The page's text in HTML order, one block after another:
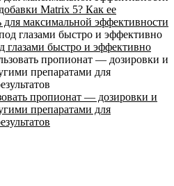
Matrix 5? Как ее
максимальной эффективности
глазами быстро и эффективно
пропионат — дозировки и
препаратами для